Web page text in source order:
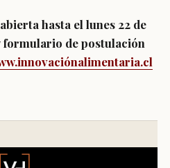
hasta el lunes 22 de
formulario de postulación